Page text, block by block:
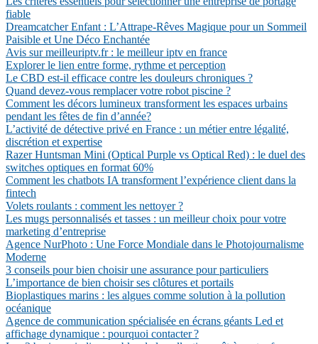
fiable
Dreamcatcher Enfant : L’Attrape-Rêves Magique pour un Sommeil
Paisible et Une Déco Enchantée
Avis sur meilleuriptv.fr : le meilleur iptv en france
Explorer le lien entre forme, rythme et perception
Le CBD est-il efficace contre les douleurs chroniques ?
Quand devez-vous remplacer votre robot piscine ?
Comment les décors lumineux transforment les espaces urbains
pendant les fêtes de fin d’année?
L’activité de détective privé en France : un métier entre légalité,
discrétion et expertise
Razer Huntsman Mini (Optical Purple vs Optical Red) : le duel des
switches optiques en format 60%
Comment les chatbots IA transforment l’expérience client dans la
fintech
Volets roulants : comment les nettoyer ?
Les mugs personnalisés et tasses : un meilleur choix pour votre
marketing d’entreprise
Agence NurPhoto : Une Force Mondiale dans le Photojournalisme
Moderne
3 conseils pour bien choisir une assurance pour particuliers
L’importance de bien choisir ses clôtures et portails
Bioplastiques marins : les algues comme solution à la pollution
océanique
Agence de communication spécialisée en écrans géants Led et
affichage dynamique : pourquoi contacter ?